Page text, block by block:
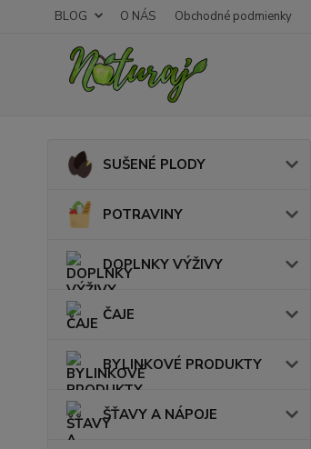
BLOG O NÁS Obchodné podmienky
SUŠENÉ PLODY
POTRAVINY
DOPLNKY VÝŽIVY
ČAJE
BYLINKOVÉ PRODUKTY
ŠŤAVY A NÁPOJE